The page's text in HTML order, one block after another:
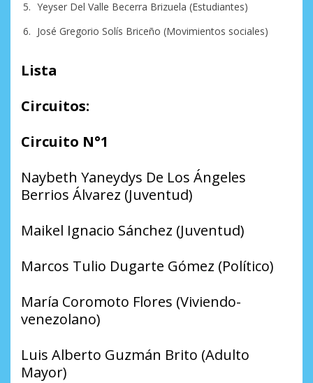
Yeyser Del Valle Becerra Brizuela (Estudiantes)
José Gregorio Solís Briceño (Movimientos sociales)
Lista
Circuitos:
Circuito N°1
Naybeth Yaneydys De Los Ángeles
Berrios Álvarez (Juventud)
Maikel Ignacio Sánchez (Juventud)
Marcos Tulio Dugarte Gómez (Político)
María Coromoto Flores (Viviendo-
venezolano)
Luis Alberto Guzmán Brito (Adulto
Mayor)